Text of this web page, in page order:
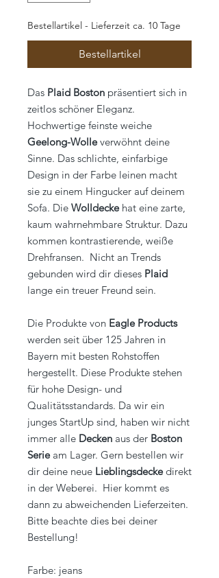
Bestellartikel - Lieferzeit ca. 10 Tage
Bestellartikel
Das Plaid Boston präsentiert sich in
zeitlos schöner Eleganz.
Hochwertige feinste weiche
Geelong-Wolleverwöhnt deine
Sinne. Das schlichte, einfarbige
Design in der Farbe leinen macht
sie zu einem Hingucker auf deinem
Sofa. Die Wolldeckehat eine zarte,
kaum wahrnehmbare Struktur. Dazu
kommen kontrastierende, weiße
Drehfransen. Nicht an Trends
gebunden wird dir dieses Plaid
lange ein treuer Freund sein.
Die Produkte von Eagle Products
werden seit über 125 Jahren in
Bayern mit besten Rohstoffen
hergestellt. Diese Produkte stehen
für hohe Design- und
Qualitätsstandards. Da wir ein
junges StartUp sind, haben wir nicht
immer alle Decken aus der Boston
Serieam Lager. Gern bestellen wir
dir deine neue Lieblingsdeckedirekt
in der Weberei. Hier kommt es
dann zu abweichenden Lieferzeiten.
Bitte beachte dies bei deiner
Bestellung!
Farbe: jeans